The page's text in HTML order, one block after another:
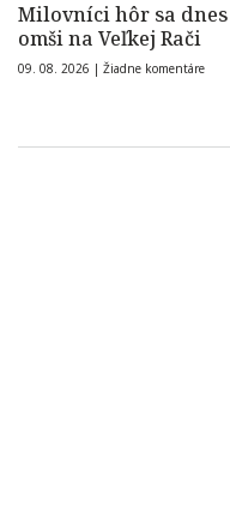
Milovníci hôr sa
omši na Veľkej Rači
09. 08. 2026 | Žiadne komentáre